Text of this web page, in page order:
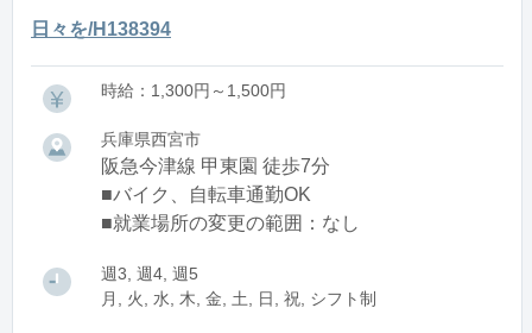
日々を/H138394
時給：1,300円～1,500円
兵庫県西宮市
阪急今津線 甲東園 徒歩7分
■バイク、自転車通勤OK
■就業場所の変更の範囲：なし
週3, 週4, 週5
月, 火, 水, 木, 金, 土, 日, 祝, シフト制